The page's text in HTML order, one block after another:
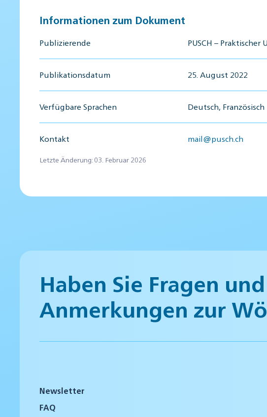
Informationen zum Dokument
Publizierende PUSCH –
Publikationsdatum 25. August 2022
Verfügbare Sprachen Deutsch, Französisch
Kontakt mail@pusch.ch
Letzte Änderung: 03. Februar 2026
Haben Sie Fragen und
Anmerkungen zur
Newsletter
FAQ